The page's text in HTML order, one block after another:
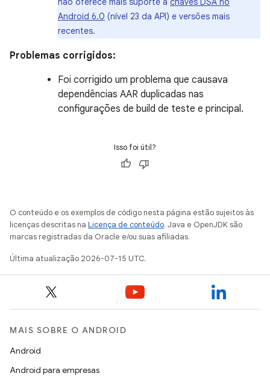
Android 6.0 (nível 23 da API) e versões mais
recentes.
Problemas corrigidos:
Foi corrigido um problema que causava
dependências AAR duplicadas nas
configurações de build de teste e principal.
Isso foi útil?
O conteúdo e os exemplos de código nesta página estão sujeitos às
licenças descritas na Licença de conteúdo. Java e OpenJDK são
marcas registradas da Oracle e/ou suas afiliadas.
Última atualização 2026-07-15 UTC.
MAIS SOBRE O ANDROID
Android
Android para empresas